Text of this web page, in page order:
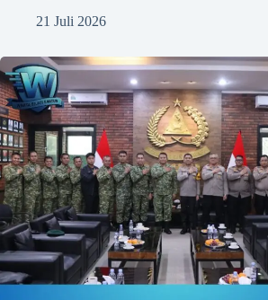
21 Juli 2026